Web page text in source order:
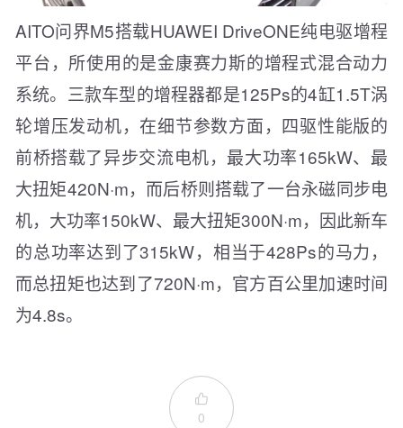
AITO问界M5搭载HUAWEI DriveONE纯电驱增程
平台，所使用的是金康赛力斯的增程式混合动力
系统。三款车型的增程器都是125Ps的4缸1.5T涡
轮增压发动机，在细节参数方面，四驱性能版的
前桥搭载了异步交流电机，最大功率165kW、最
大扭矩420N·m，而后桥则搭载了一台永磁同步电
机，大功率150kW、最大扭矩300N·m，因此新车
的总功率达到了315kW，相当于428Ps的马力，
而总扭矩也达到了720N·m，官方百公里加速时间
为4.8s。

0